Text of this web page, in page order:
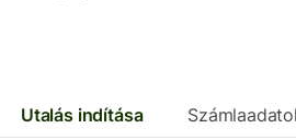
Utalás indítása